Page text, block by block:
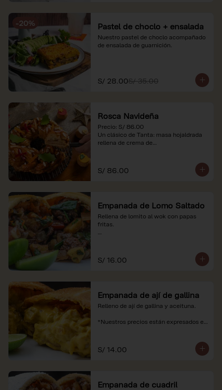
-20% Pastel de choclo + ensalada
Nuestro pastel de choclo acompañado
de ensalada de guarnición.
S/ 28.00S/ 35.00
Rosca Navideña
Precio: S/ 86.00
Un clásico de Tanta: masa hojaldrada
rellena de crema de
*Nuestros precios están expresados en
soles e incluyen impuestos de ley y
S/ 86.00
Empanada de Lomo Saltado
Rellena de lomito al wok con papas
fritas.
S/ 16.00
Empanada de ají de gallina
Relleno de ají de gallina y aceituna.
*Nuestros precios están expresados en
S/ 14.00
Empanada de cuadril